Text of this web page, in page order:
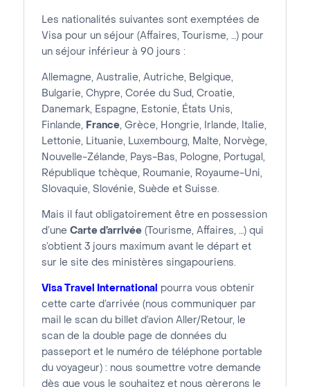
Les nationalités suivantes sont exemptées de
Visa pour un séjour (Affaires, Tourisme, …) pour
un séjour inférieur à 90 jours :
Allemagne, Australie, Autriche, Belgique,
Bulgarie, Chypre, Corée du Sud, Croatie,
Danemark, Espagne, Estonie, États Unis,
Finlande, France, Grèce, Hongrie, Irlande, Italie,
Lettonie, Lituanie, Luxembourg, Malte, Norvège,
Nouvelle-Zélande, Pays-Bas, Pologne, Portugal,
République tchèque, Roumanie, Royaume-Uni,
Slovaquie, Slovénie, Suède et Suisse.
Mais il faut obligatoirement être en possession
d’une Carte d’arrivée(Tourisme, Affaires, …) qui
s’obtient 3 jours maximum avant le départ et
sur le site des ministères singapouriens.
Visa Travel International
pourra vous obtenir
cette carte d’arrivée (nous communiquer par
mail le scan du billet d’avion Aller/Retour, le
scan de la double page de données du
passeport et le numéro de téléphone portable
du voyageur) : nous soumettre votre demande
dès que vous le souhaitez et nous gèrerons le